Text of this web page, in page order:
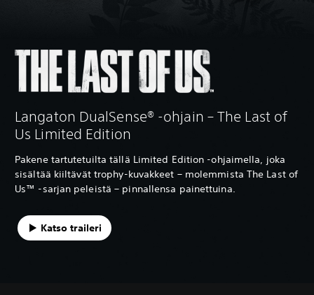
Langaton DualSense® -ohjain – The Last of
Us Limited Edition
Pakene tartutetuilta tällä Limited Edition -ohjaimella, joka
sisältää kiiltävät trophy-kuvakkeet – molemmista The Last of
Us™ -sarjan peleistä – pinnallensa painettuina.
Katso traileri